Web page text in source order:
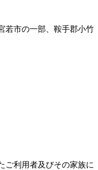
若市の一部、鞍手郡小竹
ご利用者及びその家族に